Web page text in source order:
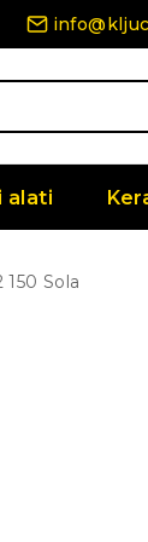
alati
Sola